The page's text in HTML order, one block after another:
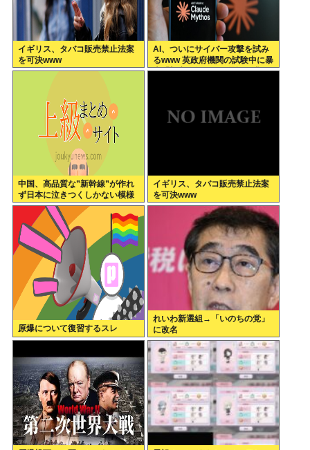
イギリス、タバコ販売禁止法案
を可決www
AI、ついにサイバー攻撃を試み
るwww 英政府機関の試験中に暴
走「架空人物になり承認要求」
中国、高品質な”新幹線”が作れ
ず日本に泣きつくしかない模様
www
イギリス、タバコ販売禁止法案
を可決www
原爆について復習するスレ
れいわ新選組→「いのちの党」
に改名